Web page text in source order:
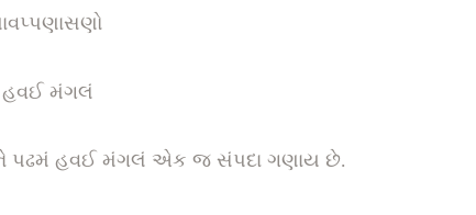
મંગલં
પઢમં હવઈ મંગલં એક જ સંપદા ગણાય છે.